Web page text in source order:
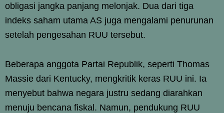
obligasi jangka panjang melonjak. Dua dari tiga
indeks saham utama AS juga mengalami penurunan
setelah pengesahan RUU tersebut.
Beberapa anggota Partai Republik, seperti Thomas
Massie dari Kentucky, mengkritik keras RUU ini. Ia
menyebut bahwa negara justru sedang diarahkan
menuju bencana fiskal. Namun, pendukung RUU